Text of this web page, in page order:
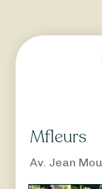
Mfleurs
Av. Jean